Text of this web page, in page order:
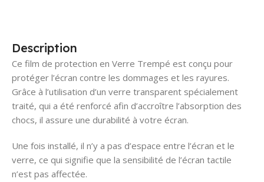
Description
Ce film de protection en Verre Trempé est conçu pour
protéger l’écran contre les dommages et les rayures.
Grâce à l’utilisation d’un verre transparent spécialement
traité, qui a été renforcé afin d’accroître l’absorption des
chocs, il assure une durabilité à votre écran.
Une fois installé, il n’y a pas d’espace entre l’écran et le
verre, ce qui signifie que la sensibilité de l’écran tactile
n’est pas affectée.